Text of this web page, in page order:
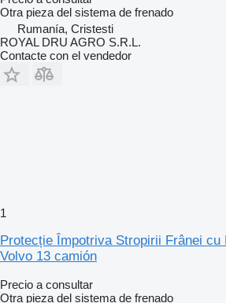
Otra pieza del sistema de frenado
Rumanía, Cristesti
ROYAL DRU AGRO S.R.L.
Contacte con el vendedor
1
Protecție Împotriva Stropirii Frânei cu
Volvo 13 camión
Precio a consultar
Otra pieza del sistema de frenado